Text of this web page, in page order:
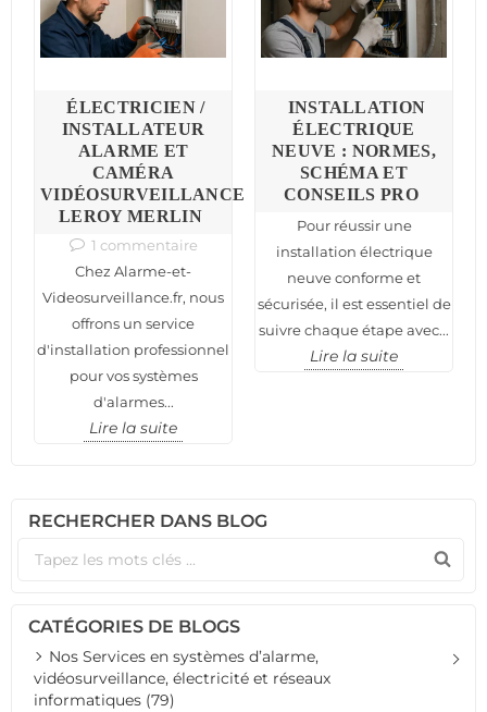
ÉLECTRICIEN /
INSTALLATEUR
ALARME ET
CAMÉRA
VIDÉOSURVEILLANCE
LEROY MERLIN
1 commentaire
Chez Alarme-et-
Videosurveillance.fr, nous
offrons un service
d'installation professionnel
pour vos systèmes
d'alarmes...
Lire la suite
INSTALLATION
ÉLECTRIQUE
NEUVE : NORMES,
SCHÉMA ET
CONSEILS PRO
Pour réussir une
installation électrique
neuve conforme et
sécurisée, il est essentiel de
suivre chaque étape avec...
Lire la suite
RECHERCHER DANS BLOG
CATÉGORIES DE BLOGS
Nos Services en systèmes d’alarme,
vidéosurveillance, électricité et réseaux
informatiques (79)